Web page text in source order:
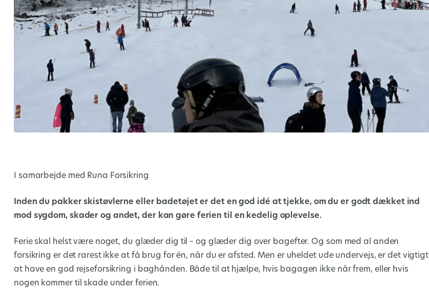
I samarbejde med Runa Forsikring
Inden du pakker skistøvlerne eller badetøjet er det en god idé at tjekke, om du er godt dækket ind
mod sygdom, skader og andet, der kan gøre ferien til en kedelig oplevelse.
Ferie skal helst være noget, du glæder dig til – og glæder dig over bagefter. Og som med al anden
forsikring er det rarest ikke at få brug for én, når du er afsted. Men er uheldet ude undervejs, er det vigtigt
at have en god rejseforsikring i baghånden. Både til at hjælpe, hvis bagagen ikke når frem, eller hvis
nogen kommer til skade under ferien.